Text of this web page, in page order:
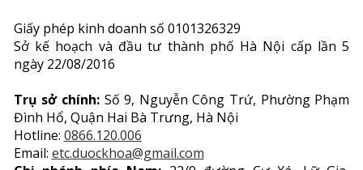
Giấy phép kinh doanh số 0101326329
Sở kế hoạch và đầu tư thành phố Hà Nội cấp lần 5
ngày 22/08/2016
Trụ sở chính:Số 9, Nguyễn Công Trứ, Phường Phạm
Đình Hổ, Quận Hai Bà Trưng, Hà Nội
Hotline: 0866.120.006
Email: etc.duockhoa@gmail.com